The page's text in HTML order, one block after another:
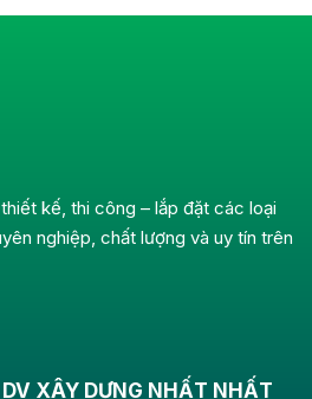
kế, thi công – lắp đặt các loại
nghiệp, chất lượng và uy tín trên
XÂY DỰNG NHẤT NHẤT